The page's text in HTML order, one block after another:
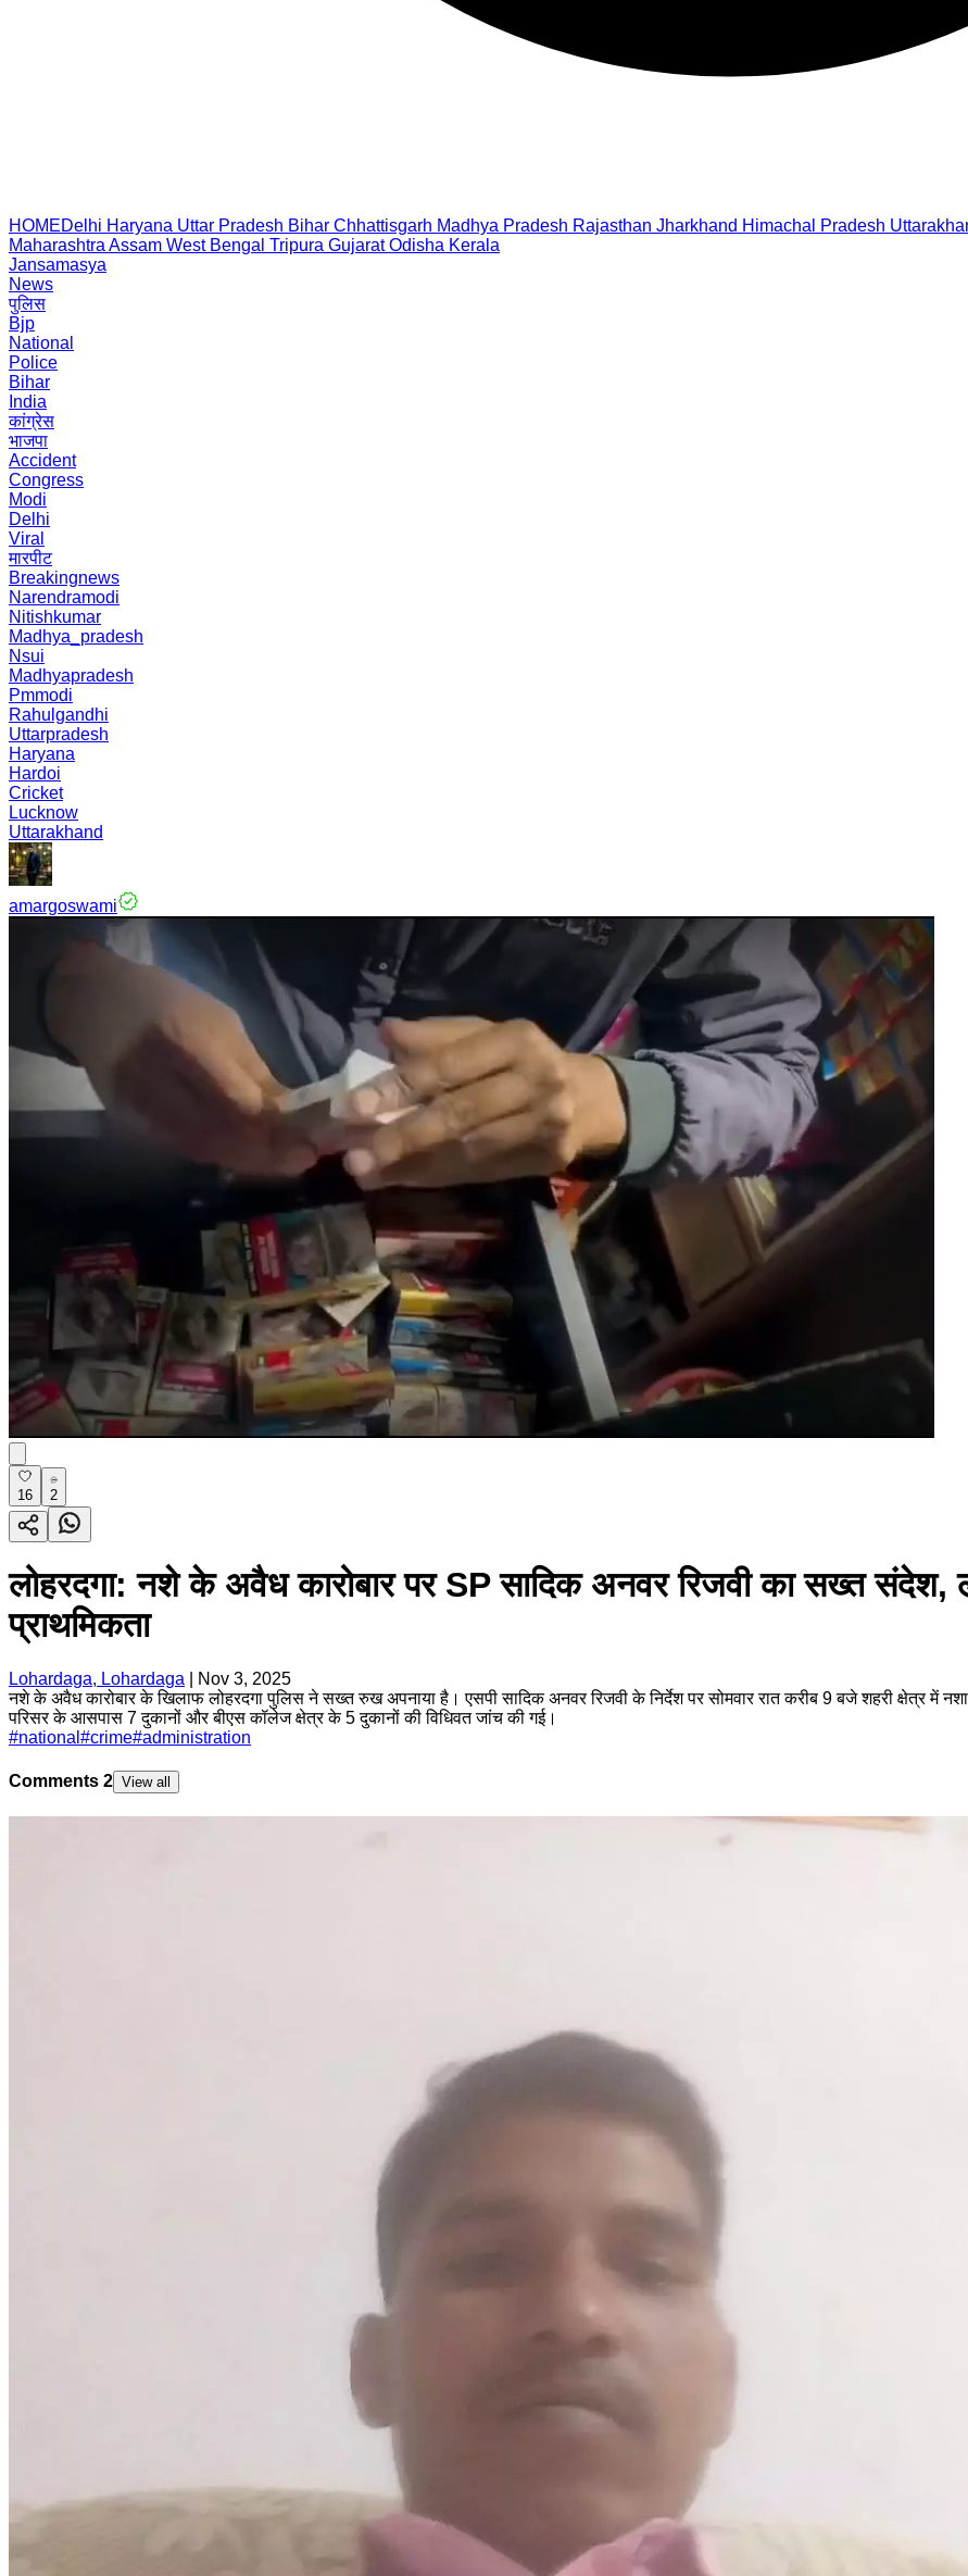
HOMEDelhi Haryana Uttar Pradesh Bihar Chhattisgarh Madhya Pradesh Rajasthan Jharkhand Himachal Pradesh
Maharashtra Assam West Bengal Tripura Gujarat Odisha Kerala
Jansamasya
News
पुलिस
Bjp
National
Police
Bihar
India
कांग्रेस
भाजपा
Accident
Congress
Modi
Delhi
Viral
मारपीट
Breakingnews
Narendramodi
Nitishkumar
Madhya_pradesh
Nsui
Madhyapradesh
Pmmodi
Rahulgandhi
Uttarpradesh
Haryana
Hardoi
Cricket
Lucknow
Uttarakhand
amargoswami
16 2
लोहरदगा: नशे के अवैध कारोबार पर SP सादिक अनवर रिजवी का सख्त संदेश,
प्राथमिकता
Lohardaga, Lohardaga
Nov 3, 2025
नशे के अवैध कारोबार के खिलाफ लोहरदगा पुलिस ने सख्त रुख अपनाया है। एसपी सादिक अनवर रिजवी के निर्देश पर सोमवार रात करीब 9 बजे शहरी क्षेत्र में
परिसर के आसपास 7 दुकानों और बीएस कॉलेज क्षेत्र के 5 दुकानों की विधिवत जांच की गई।
#national #crime#administration
Comments 2 View all